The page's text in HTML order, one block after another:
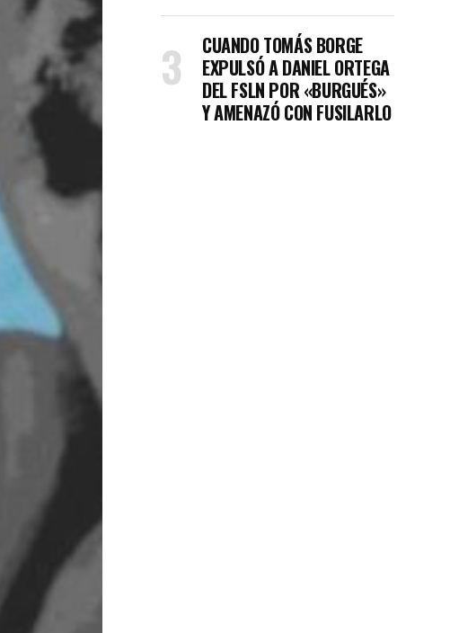
CUANDO TOMÁS BORGE
EXPULSÓ A DANIEL ORTEGA
DEL FSLN POR «BURGUÉS»
Y AMENAZÓ CON FUSILARLO